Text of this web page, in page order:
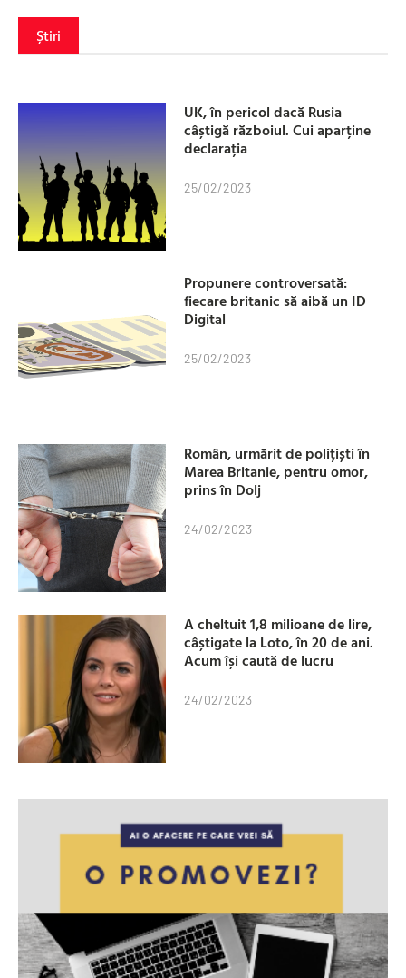
Știri
UK, în pericol dacă Rusia
câștigă războiul. Cui aparține
declarația
25/02/2023
Propunere controversată:
fiecare britanic să aibă un ID
Digital
25/02/2023
Român, urmărit de polițiști în
Marea Britanie, pentru omor,
prins în Dolj
24/02/2023
A cheltuit 1,8 milioane de lire,
câștigate la Loto, în 20 de ani.
Acum își caută de lucru
24/02/2023